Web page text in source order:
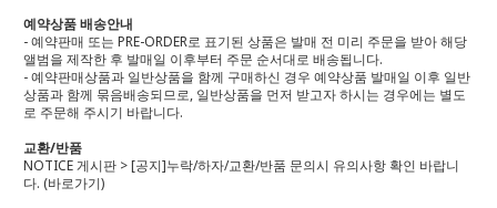
예약상품 배송안내
- 예약판매 또는 PRE-ORDER로 표기된 상품은 발매 전 미리 주문을 받아 해당
앨범을 제작한 후 발매일 이후부터 주문 순서대로 배송됩니다.
- 예약판매상품과 일반상품을 함께 구매하신 경우 예약상품 발매일 이후 일반
상품과 함께 묶음배송되므로, 일반상품을 먼저 받고자 하시는 경우에는 별도
로 주문해 주시기 바랍니다.
교환/반품
NOTICE 게시판 > [공지]누락/하자/교환/반품 문의시 유의사항 확인 바랍니
다. (바로가기)